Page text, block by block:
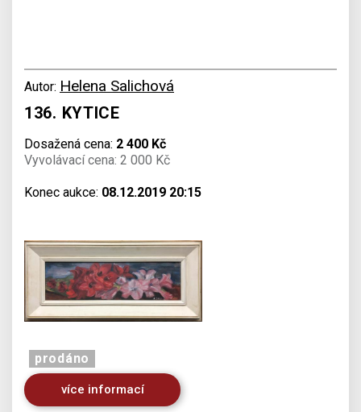
Autor: Helena Salichová
136. KYTICE
Dosažená cena: 2 400 Kč
Vyvolávací cena: 2 000 Kč
Konec aukce: 08.12.2019 20:15
prodáno
více informací